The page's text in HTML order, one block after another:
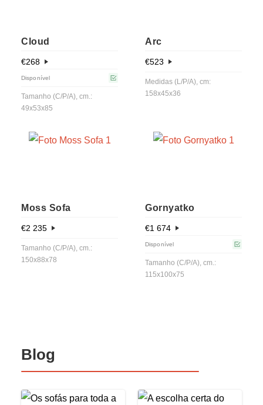
Cloud
€268
Disponível
Tamanho (C/P/A), cm.:
49x53x85
Arc
€523
Medidas (L/P/A), cm:
158x45x36
Moss Sofa
€2 235
Tamanho (C/P/A), cm.:
150x88x78
Gornyatko
€1 674
Disponível
Tamanho (C/P/A), cm.:
115x100x75
Blog